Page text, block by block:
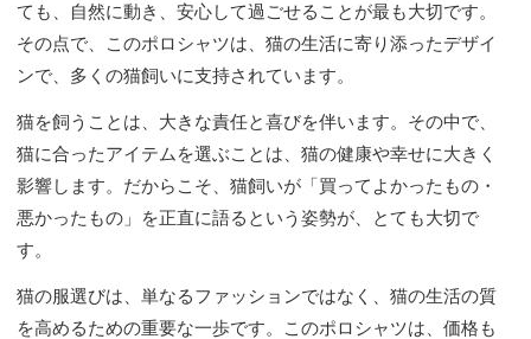
ても、自然に動き、安心して過ごせることが最も大切です。
その点で、このポロシャツは、猫の生活に寄り添ったデザイ
ンで、多くの猫飼いに支持されています。
猫を飼うことは、大きな責任と喜びを伴います。その中で、
猫に合ったアイテムを選ぶことは、猫の健康や幸せに大きく
影響します。だからこそ、猫飼いが「買ってよかったもの・
悪かったもの」を正直に語るという姿勢が、とても大切で
す。
猫の服選びは、単なるファッションではなく、猫の生活の質
を高めるための重要な一歩です。このポロシャツは、価格も